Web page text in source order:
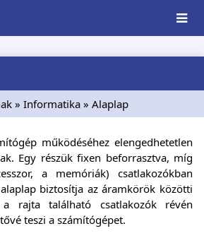
» Informatika » Alaplap
működéséhez elengedhetetlen
Egy részük fixen beforrasztva, míg
a memóriák) csatlakozókban
biztosítja az áramkörök közötti
rajta található csatlakozók révén
teszi a számítógépet.